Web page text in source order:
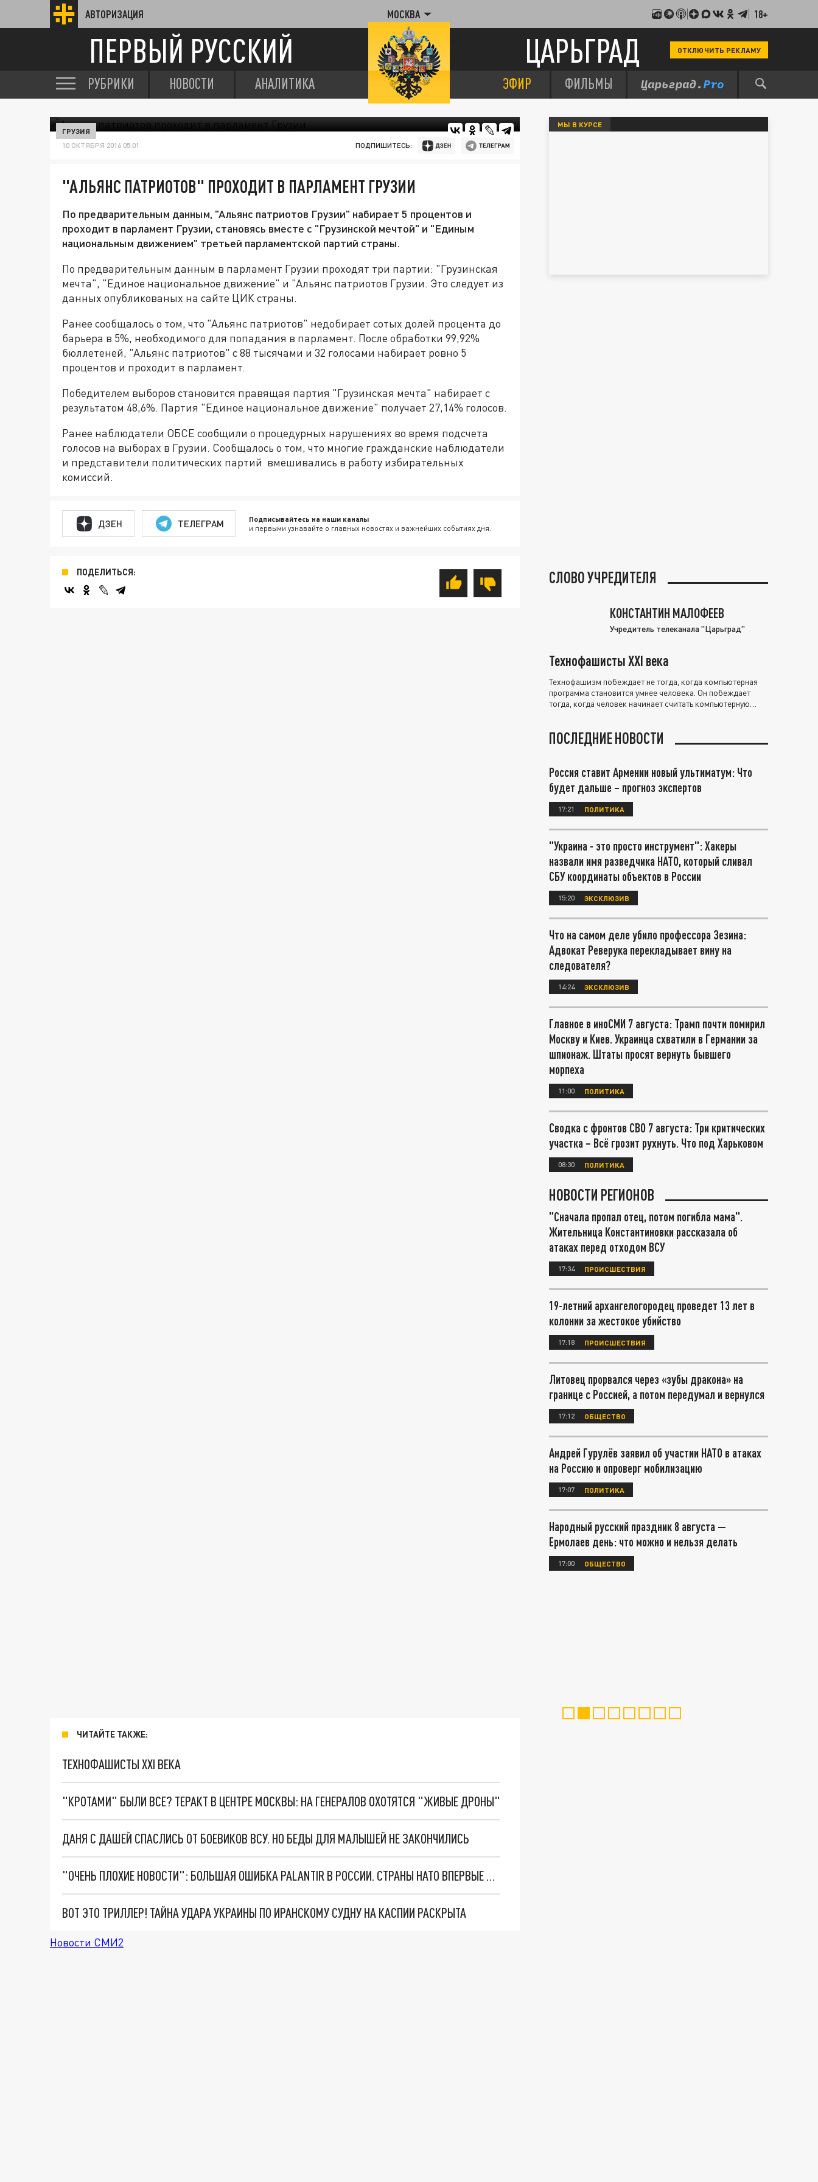
АВТОРИЗАЦИЯ МОСКВА 18+
ПЕРВЫЙ РУССКИЙ ЦАРЬГРАД ОТКЛЮЧИТЬ РЕКЛАМУ
РУБРИКИ НОВОСТИ АНАЛИТИКА ЭФИР ФИЛЬМЫ
ГРУЗИЯ
10 ОКТЯБРЯ 2016 05:01 ПОДПИШИТЕСЬ:
"АЛЬЯНС ПАТРИОТОВ" ПРОХОДИТ В ПАРЛАМЕНТ ГРУЗИИ
По предварительным данным, "Альянс патриотов Грузии" набирает 5 процентов и
проходит в парламент Грузии, становясь вместе с "Грузинской мечтой" и "Единым
национальным движением" третьей парламентской партий страны.
По предварительным данным в парламент Грузии проходят три партии: "Грузинская
мечта", "Единое национальное движение" и "Альянс патриотов Грузии. Это следует из
данных опубликованых на сайте ЦИК страны.
Ранее сообщалось о том, что "Альянс патриотов" недобирает сотых долей процента до
барьера в 5%, необходимого для попадания в парламент. После обработки 99,92%
бюллетеней, "Альянс патриотов" с 88 тысячами и 32 голосами набирает ровно 5
процентов и проходит в парламент.
Победителем выборов становится правящая партия "Грузинская мечта" набирает с
результатом 48,6%. Партия "Единое национальное движение" получает 27,14% голосов.
Ранее наблюдатели ОБСЕ сообщили о процедурных нарушениях во время подсчета
голосов на выборах в Грузии. Сообщалось о том, что многие гражданские наблюдатели
и представители политических партий вмешивались в работу избирательных
комиссий.
ДЗЕН ТЕЛЕГРАМ Подписывайтесь на наши каналы
и первыми узнавайте о главных новостях и важнейших событиях дня.
ПОДЕЛИТЬСЯ:
ЧИТАЙТЕ ТАКЖЕ:
ТЕХНОФАШИСТЫ XXI ВЕКА
"КРОТАМИ" БЫЛИ ВСЕ? ТЕРАКТ В ЦЕНТРЕ МОСКВЫ: НА ГЕНЕРАЛОВ ОХОТЯТСЯ "ЖИВЫЕ ДРОНЫ"
ДАНЯ С ДАШЕЙ СПАСЛИСЬ ОТ БОЕВИКОВ ВСУ. НО БЕДЫ ДЛЯ МАЛЫШЕЙ НЕ ЗАКОНЧИЛИСЬ
"ОЧЕНЬ ПЛОХИЕ НОВОСТИ": БОЛЬШАЯ ОШИБКА PALANTIR В РОССИИ. СТРАНЫ НАТО ВПЕРВЫЕ ЗА СВО ОСТАНОВИЛИ ПОСТАВКИ ОРУЖИЯ. ВСУ ТЕРЯЮТ ПРИГРАНИЧЬЕ?
ВОТ ЭТО ТРИЛЛЕР! ТАЙНА УДАРА УКРАИНЫ ПО ИРАНСКОМУ СУДНУ НА КАСПИИ РАСКРЫТА
Новости СМИ2
МЫ В КУРСЕ
СЛОВО УЧРЕДИТЕЛЯ
КОНСТАНТИН МАЛОФЕЕВ
Учредитель телеканала "Царьград"
Технофашисты XXI века
Технофашизм побеждает не тогда, когда компьютерная
программа становится умнее человека. Он побеждает
тогда, когда человек начинает считать компьютерную
ПОСЛЕДНИЕ НОВОСТИ
Россия ставит Армении новый ультиматум: Что
будет дальше – прогноз экспертов
17:21 ПОЛИТИКА
"Украина - это просто инструмент": Хакеры
назвали имя разведчика НАТО, который сливал
СБУ координаты объектов в России
15:20 ЭКСКЛЮЗИВ
Что на самом деле убило профессора Зезина:
Адвокат Реверука перекладывает вину на
следователя?
14:24 ЭКСКЛЮЗИВ
Главное в иноСМИ 7 августа: Трамп почти помирил
Москву и Киев. Украинца схватили в Германии за
шпионаж. Штаты просят вернуть бывшего
морпеха
11:00 ПОЛИТИКА
Сводка с фронтов СВО 7 августа: Три критических
участка – Всё грозит рухнуть. Что под Харьковом
08:30 ПОЛИТИКА
НОВОСТИ РЕГИОНОВ
"Сначала пропал отец, потом погибла мама".
Жительница Константиновки рассказала об
атаках перед отходом ВСУ
17:34 ПРОИСШЕСТВИЯ
19-летний архангелогородец проведет 13 лет в
колонии за жестокое убийство
17:18 ПРОИСШЕСТВИЯ
Литовец прорвался через «зубы дракона» на
границе с Россией, а потом передумал и вернулся
17:12 ОБЩЕСТВО
Андрей Гурулёв заявил об участии НАТО в атаках
на Россию и опроверг мобилизацию
17:07 ПОЛИТИКА
Народный русский праздник 8 августа —
Ермолаев день: что можно и нельзя делать
17:00 ОБЩЕСТВО